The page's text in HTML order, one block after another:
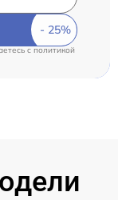
cполитикой